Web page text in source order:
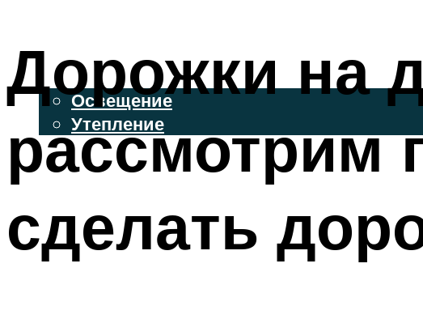
ОСВЕЩЕНИЕ И УТЕПЛЕНИЕ
Освещение
Утепление
ДЕКОР
МЕНЮ
Дорожки на
рассмотрим
сделать